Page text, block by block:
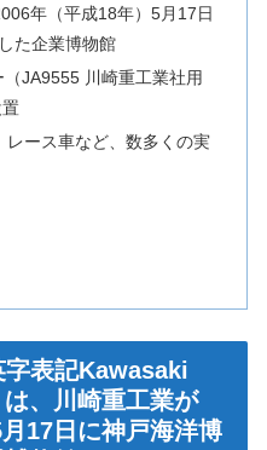
年（平成18年）5月17日
た企業博物館
JA9555 川崎重工業社用
レース車など、数多くの実
字表記Kawasaki
、川崎重工業が
17日に神戸海洋博